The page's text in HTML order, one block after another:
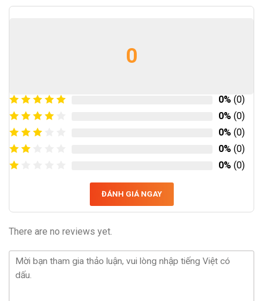
0
0% (0)
0% (0)
0% (0)
0% (0)
0% (0)
ĐÁNH GIÁ NGAY
There are no reviews yet.